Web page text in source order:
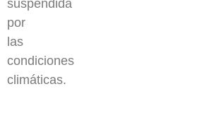
suspendida
por
las
condiciones
climáticas.